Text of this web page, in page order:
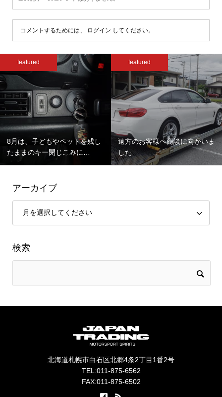
コメントするためには、 ログイン してください。
featured
8月は、子どもやペットを残し
たままのキー閉じこみに…
featured
遠方のお客様へ商談に向かいま
した
アーカイブ
検索
北海道札幌市白石区北郷4条2丁目1番2号
TEL:011-875-6562
FAX:011-875-6502